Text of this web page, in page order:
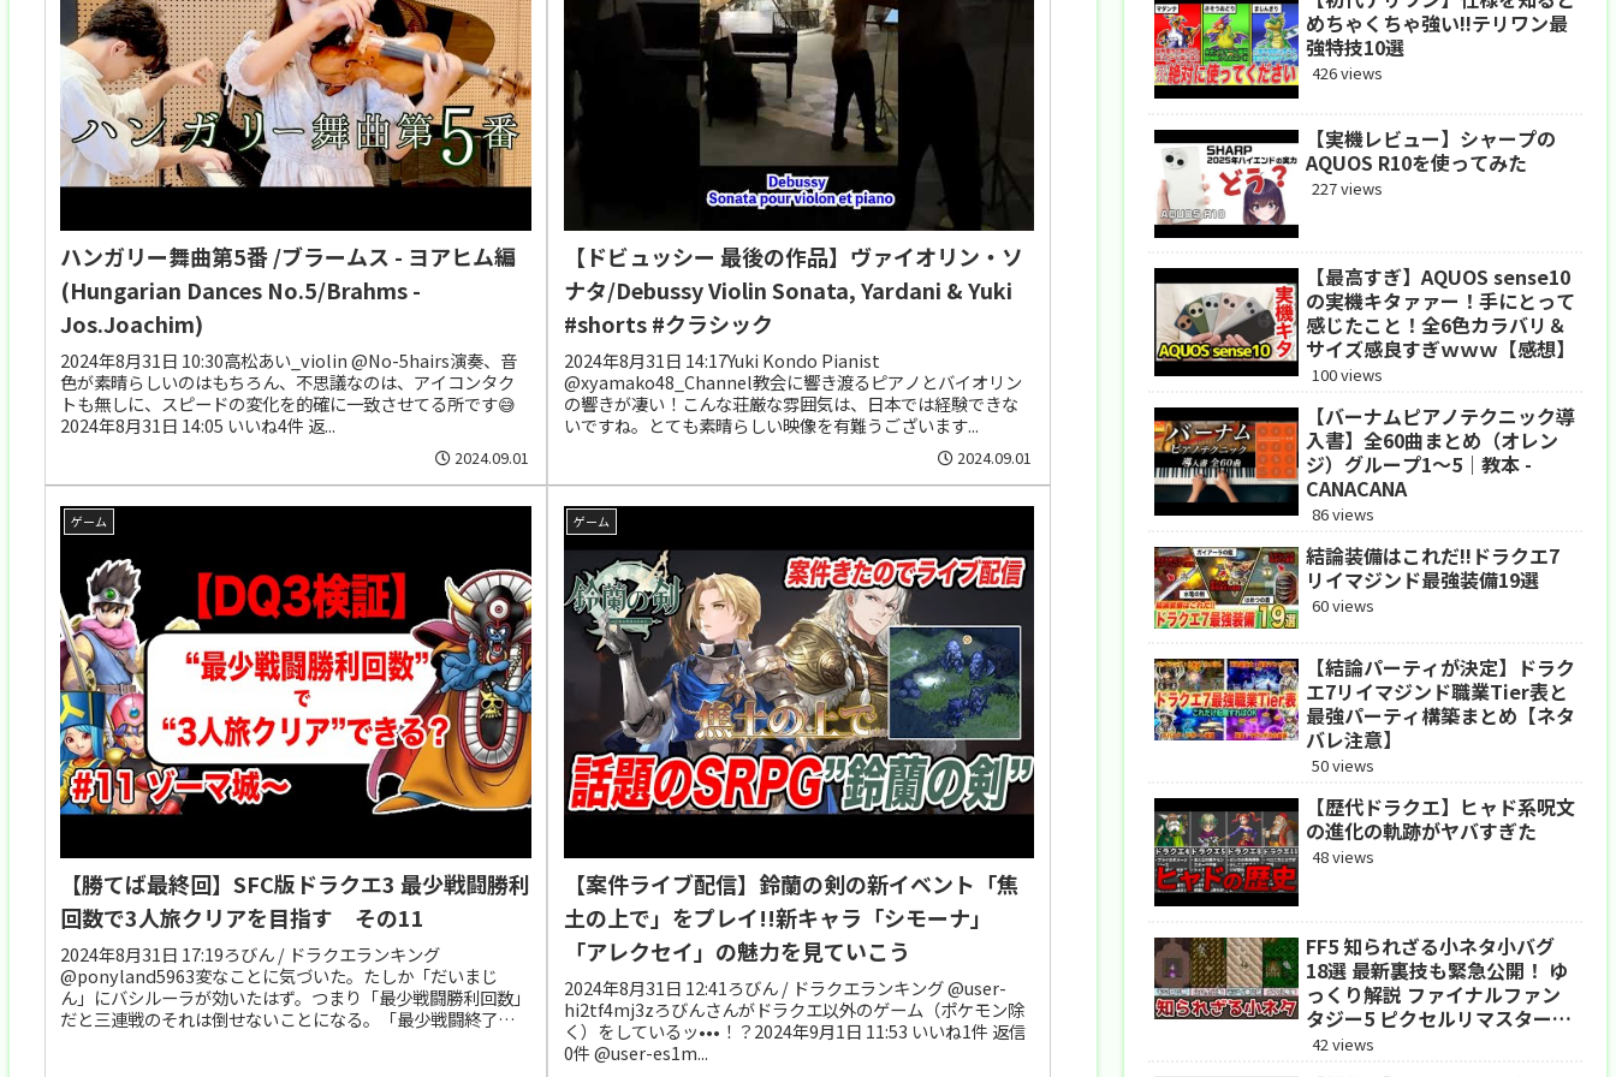
ハンガリー舞曲第5番 /ブラームス - ヨアヒム編
(Hungarian Dances No.5/Brahms -
Jos.Joachim)
2024年8月31日 10:30高松あい_violin @No-5hairs演奏、音
色が素晴らしいのはもちろん、不思議なのは、アイコンタク
トも無しに、スピードの変化を的確に一致させてる所です😅
2024年8月31日 14:05 いいね4件 返...
2024.09.01
【ドビュッシー 最後の作品】ヴァイオリン・ソ
ナタ/Debussy Violin Sonata, Yardani & Yuki
#shorts #クラシック
2024年8月31日 14:17Yuki Kondo Pianist
@xyamako48_Channel教会に響き渡るピアノとバイオリン
の響きが凄い！こんな荘厳な雰囲気は、日本では経験できな
いですね。とても素晴らしい映像を有難うございます...
2024.09.01
ゲーム
【勝てば最終回】SFC版ドラクエ3 最少戦闘勝利
回数で3人旅クリアを目指す その11
2024年8月31日 17:19ろびん / ドラクエランキング
@ponyland5963変なことに気づいた。たしか「だいまじ
ん」にバシルーラが効いたはず。つまり「最少戦闘勝利回数」
だと三連戦のそれは倒せないことになる。「最少戦闘終了回
ゲーム
【案件ライブ配信】鈴蘭の剣の新イベント「焦
土の上で」をプレイ!!新キャラ「シモーナ」
「アレクセイ」の魅力を見ていこう
2024年8月31日 12:41ろびん / ドラクエランキング @user-
hi2tf4mj3zろびんさんがドラクエ以外のゲーム（ポケモン除
く）をしているッ•••！？2024年9月1日 11:53 いいね1件 返信
0件 @user-es1m...
めちゃくちゃ強い!!テリワン最
強特技10選
426 views
【実機レビュー】シャープの
AQUOS R10を使ってみた
227 views
【最高すぎ】AQUOS sense10
の実機キタァァー！手にとって
感じたこと！全6色カラバリ＆
サイズ感良すぎｗｗｗ【感想】
100 views
【バーナムピアノテクニック導
入書】全60曲まとめ（オレン
ジ）グループ1〜5｜教本 -
CANACANA
86 views
結論装備はこれだ!!ドラクエ7
リイマジンド最強装備19選
60 views
【結論パーティが決定】ドラク
エ7リイマジンド職業Tier表と
最強パーティ構築まとめ【ネタ
バレ注意】
50 views
【歴代ドラクエ】ヒャド系呪文
の進化の軌跡がヤバすぎた
48 views
FF5 知られざる小ネタ小バグ
18選 最新裏技も緊急公開！ ゆ
っくり解説 ファイナルファン
タジー5 ピクセルリマスター
アドバンス
42 views